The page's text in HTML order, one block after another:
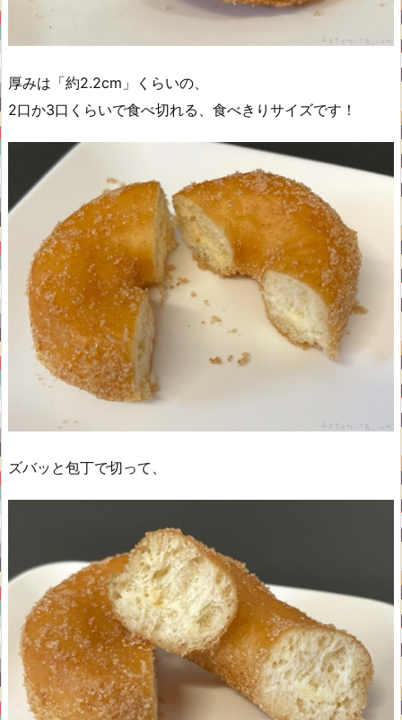
厚みは「約2.2cm」くらいの、
2口か3口くらいで食べ切れる、食べきりサイズです！
ズバッと包丁で切って、